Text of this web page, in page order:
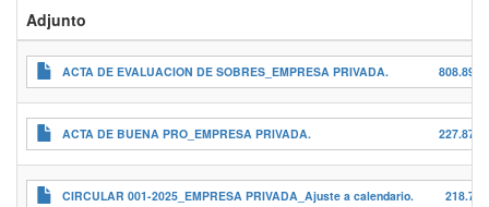
Adjunto
ACTA DE EVALUACION DE SOBRES_EMPRESA PRIVADA. 808.89
ACTA DE BUENA PRO_EMPRESA PRIVADA. 227.87
CIRCULAR 001-2025_EMPRESA PRIVADA_Ajuste a calendario. 218.7